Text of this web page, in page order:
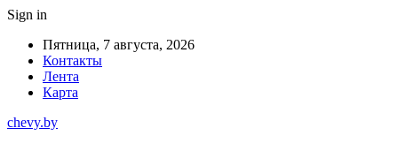
Sign in
Пятница, 7 августа, 2026
Контакты
Лента
Карта
chevy.by